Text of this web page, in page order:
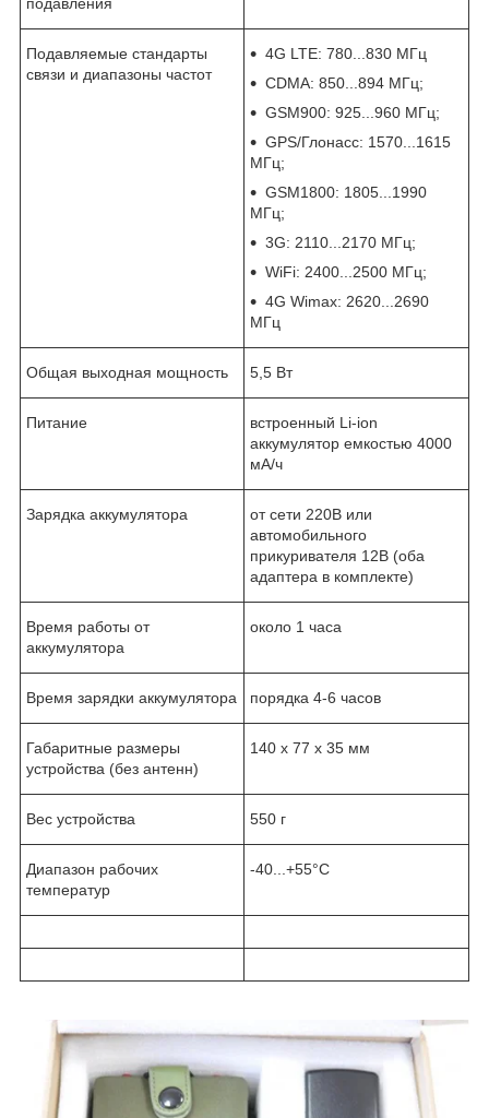
Подавляемые стандарты
связи и диапазоны частот
4G LTE: 780...830 МГц
CDMA: 850...894 МГц;
GSM900: 925...960 МГц;
GPS/Глонасс: 1570...1615
МГц;
GSM1800: 1805...1990
МГц;
3G: 2110...2170 МГц;
WiFi: 2400...2500 МГц;
4G Wimax: 2620...2690
МГц
Общая выходная мощность 5,5 Вт
Питание
встроенный Li-ion
аккумулятор емкостью 4000
мА/ч
Зарядка аккумулятора
от сети 220В или
автомобильного
прикуривателя 12В (оба
адаптера в комплекте)
Время работы от
аккумулятора
около 1 часа
Время зарядки аккумулятора порядка 4-6 часов
Габаритные размеры
устройства (без антенн)
140 х 77 х 35 мм
Вес устройства 550 г
Диапазон рабочих
температур
-40...+55°С